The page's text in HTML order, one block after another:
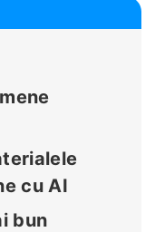
cu AI
bun